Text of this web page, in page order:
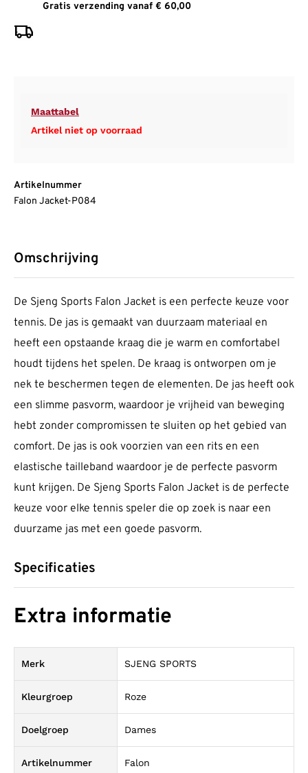
Gratis verzending vanaf € 60,00
Maattabel
Artikel niet op voorraad
Artikelnummer
Falon Jacket-P084
Omschrijving
De Sjeng Sports Falon Jacket is een perfecte keuze voor
tennis. De jas is gemaakt van duurzaam materiaal en
heeft een opstaande kraag die je warm en comfortabel
houdt tijdens het spelen. De kraag is ontworpen om je
nek te beschermen tegen de elementen. De jas heeft ook
een slimme pasvorm, waardoor je vrijheid van beweging
hebt zonder compromissen te sluiten op het gebied van
comfort. De jas is ook voorzien van een rits en een
elastische tailleband waardoor je de perfecte pasvorm
kunt krijgen. De Sjeng Sports Falon Jacket is de perfecte
keuze voor elke tennis speler die op zoek is naar een
duurzame jas met een goede pasvorm.
Specificaties
Extra informatie
Merk SJENG SPORTS
Kleurgroep Roze
Doelgroep Dames
Artikelnummer Falon